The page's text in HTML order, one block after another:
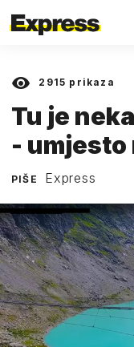
2915 prikaza
Tu je
- umjesto
PIŠE Express